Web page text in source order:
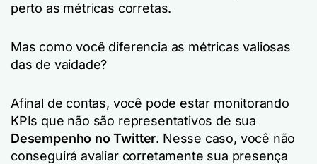
perto as métricas corretas.
Mas como você diferencia as métricas valiosas
das de vaidade?
Afinal de contas, você pode estar monitorando
KPIs que não são representativos de sua
Desempenho no Twitter. Nesse caso, você não
conseguirá avaliar corretamente sua presença